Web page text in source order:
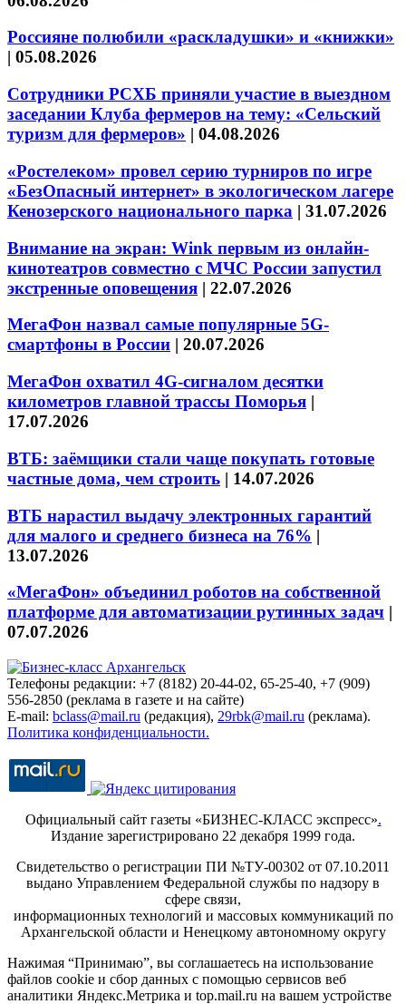
Россияне полюбили «раскладушки» и «книжки»
| 05.08.2026
Сотрудники РСХБ приняли участие в выездном
заседании Клуба фермеров на тему: «Сельский
туризм для фермеров» | 04.08.2026
«Ростелеком» провел серию турниров по игре
«БезОпасный интернет» в экологическом лагере
Кенозерского национального парка | 31.07.2026
Внимание на экран: Wink первым из онлайн-
кинотеатров совместно с МЧС России запустил
экстренные оповещения | 22.07.2026
МегаФон назвал самые популярные 5G-
смартфоны в России | 20.07.2026
МегаФон охватил 4G-сигналом десятки
километров главной трассы Поморья |
17.07.2026
ВТБ: заёмщики стали чаще покупать готовые
частные дома, чем строить | 14.07.2026
ВТБ нарастил выдачу электронных гарантий
для малого и среднего бизнеса на 76% |
13.07.2026
«МегаФон» объединил роботов на собственной
платформе для автоматизации рутинных задач |
07.07.2026
Телефоны редакции: +7 (8182) 20-44-02, 65-25-40, +7 (909)
556-2850 (реклама в газете и на сайте)
E-mail: bclass@mail.ru (редакция), 29rbk@mail.ru (реклама).
Политика конфиденциальности.
Официальный сайт газеты «БИЗНЕС-КЛАСС экспресс».
Издание зарегистрировано 22 декабря 1999 года.
Свидетельство о регистрации ПИ №ТУ-00302 от 07.10.2011
выдано Управлением Федеральной службы по надзору в
сфере связи,
информационных технологий и массовых коммуникаций по
Архангельской области и Ненецкому автономному округу
Нажимая “Принимаю”, вы соглашаетесь на использование
файлов cookie и сбор данных с помощью сервисов веб
аналитики Яндекс.Метрика и top.mail.ru на вашем устройстве